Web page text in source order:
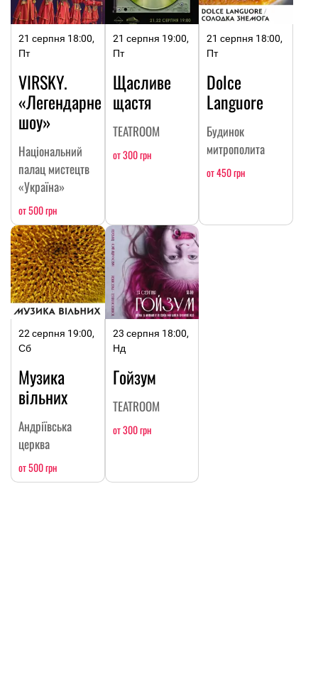
21 серпня 18:00,
Пт
VIRSKY.
«Легендарне
шоу»
Національний
палац мистецтв
«Україна»
от 500 грн
21 серпня 19:00,
Пт
Щасливе
щастя
TEATROOM
от 300 грн
21 серпня 18:00,
Пт
Dolce
Languore
Будинок
митрополита
от 450 грн
22 серпня 19:00,
Сб
Музика
вільних
Андріївська
церква
от 500 грн
23 серпня 18:00,
Нд
Гойзум
TEATROOM
от 300 грн